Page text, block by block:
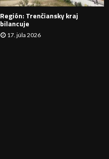
E
Región: Trenčiansky kraj
bilancuje
17. júla 2026